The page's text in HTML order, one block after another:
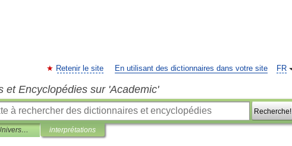
FR
Retenir le site En utilisant des dictionnaires dans votre site
et Encyclopédies sur 'Academic'
Recherche!
Encyclopédie Universelle interprétations